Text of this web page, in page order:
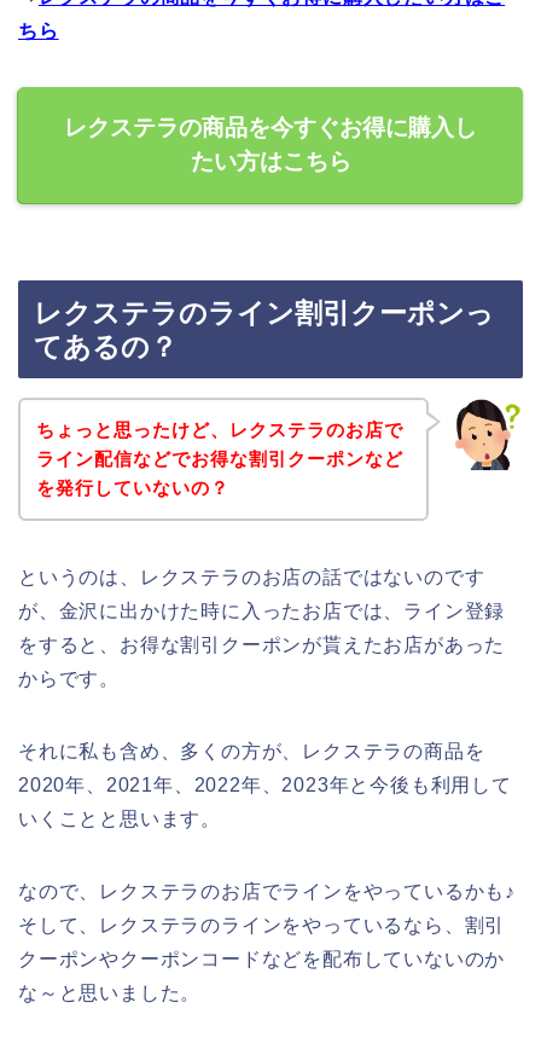
ちら
レクステラの商品を今すぐお得に購入し
たい方はこちら
レクステラのライン割引クーポンっ
てあるの？
ちょっと思ったけど、レクステラのお店で
ライン配信などでお得な割引クーポンなど
を発行していないの？
というのは、レクステラのお店の話ではないのです
が、金沢に出かけた時に入ったお店では、ライン登録
をすると、お得な割引クーポンが貰えたお店があった
からです。
それに私も含め、多くの方が、レクステラの商品を
2020年、2021年、2022年、2023年と今後も利用して
いくことと思います。
なので、レクステラのお店でラインをやっているかも♪
そして、レクステラのラインをやっているなら、割引
クーポンやクーポンコードなどを配布していないのか
な～と思いました。